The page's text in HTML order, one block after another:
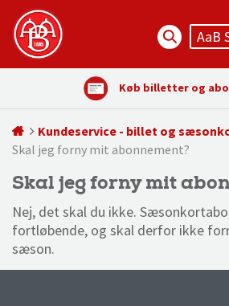
AaB
Køb billetter og
Kundeservice - billet og
Skal jeg forny mit abonnement?
Skal jeg forny mit
Nej, det skal du ikke.
fortløbende, og skal derfor ikke
sæson.